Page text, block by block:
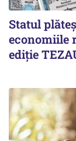
Statul
economiile
ediție